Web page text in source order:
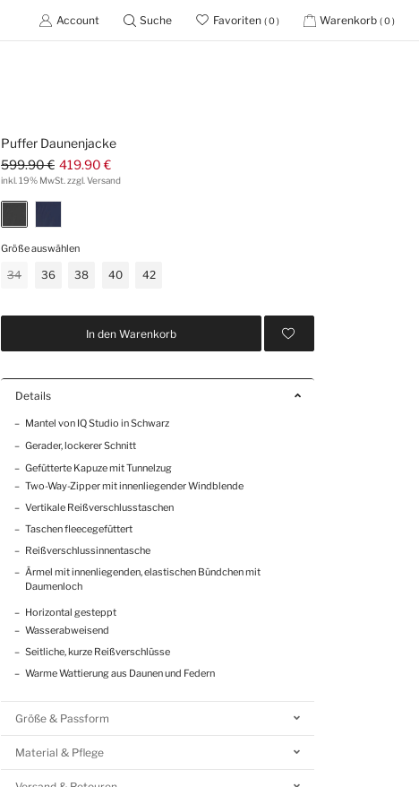
Account Suche Favoriten ( 0 ) Warenkorb ( 0 )
Puffer Daunenjacke
599.90 € 419.90 €
inkl. 19% MwSt. zzgl. Versand
Größe auswählen
34 36 38 40 42
In den Warenkorb
Details
Mantel von IQ Studio in Schwarz
Gerader, lockerer Schnitt
Gefütterte Kapuze mit Tunnelzug
Two-Way-Zipper mit innenliegender Windblende
Vertikale Reißverschlusstaschen
Taschen fleecegefüttert
Reißverschlussinnentasche
Ärmel mit innenliegenden, elastischen Bündchen mit
Daumenloch
Horizontal gesteppt
Wasserabweisend
Seitliche, kurze Reißverschlüsse
Warme Wattierung aus Daunen und Federn
Größe & Passform
Material & Pflege